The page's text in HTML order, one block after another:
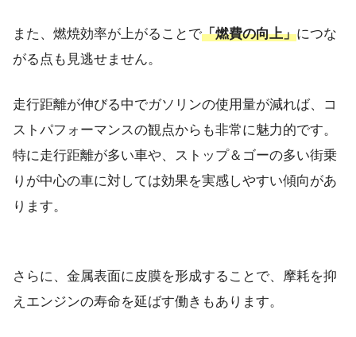
また、燃焼効率が上がることで「燃費の向上」につな
がる点も見逃せません。
走行距離が伸びる中でガソリンの使用量が減れば、コ
ストパフォーマンスの観点からも非常に魅力的です。
特に走行距離が多い車や、ストップ＆ゴーの多い街乗
りが中心の車に対しては効果を実感しやすい傾向があ
ります。
さらに、金属表面に皮膜を形成することで、摩耗を抑
えエンジンの寿命を延ばす働きもあります。